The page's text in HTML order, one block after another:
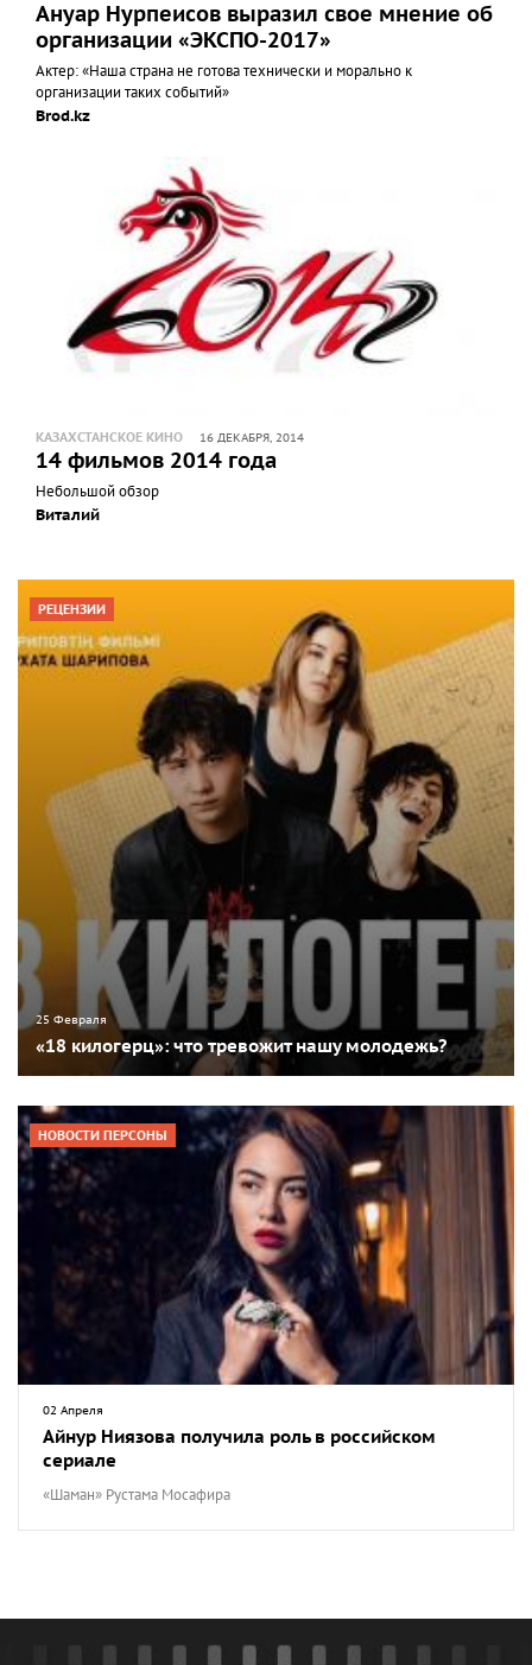
Ануар Нурпеисов выразил свое мнение об
организации «ЭКСПО-2017»
Актер: «Наша страна не готова технически и морально к
организации таких событий»
Brod.kz
КАЗАХСТАНСКОЕ КИНО 16 ДЕКАБРЯ, 2014
14 фильмов 2014 года
Небольшой обзор
Виталий
РЕЦЕНЗИИ
25 Февраля
«18 килогерц»: что тревожит нашу молодежь?
НОВОСТИ ПЕРСОНЫ
02 Апреля
Айнур Ниязова получила роль в российском
сериале
«Шаман» Рустама Мосафира